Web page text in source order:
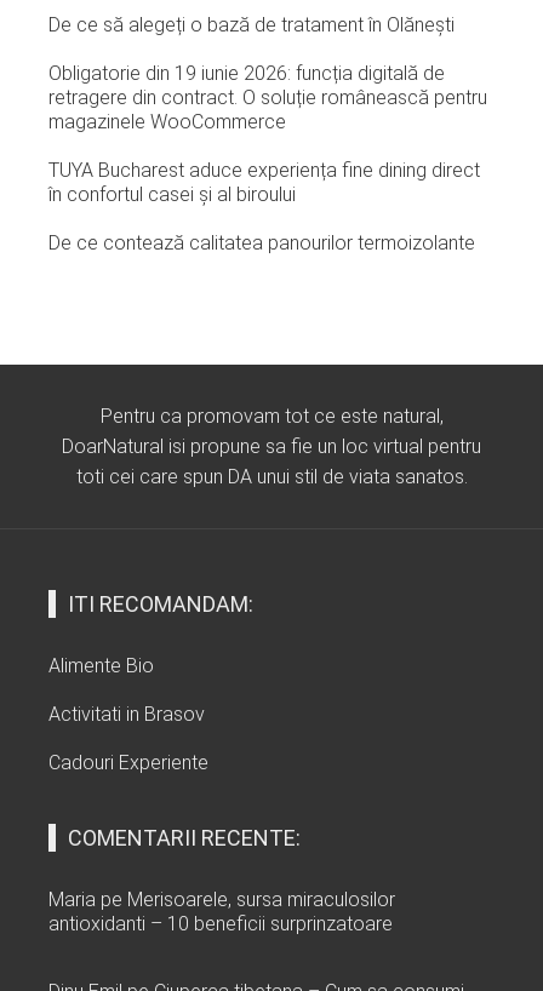
De ce să alegeți o bază de tratament în Olănești
Obligatorie din 19 iunie 2026: funcția digitală de
retragere din contract. O soluție românească pentru
magazinele WooCommerce
TUYA Bucharest aduce experiența fine dining direct
în confortul casei și al biroului
De ce contează calitatea panourilor termoizolante
Pentru ca promovam tot ce este natural,
DoarNatural isi propune sa fie un loc virtual pentru
toti cei care spun DA unui stil de viata sanatos.
ITI RECOMANDAM:
Alimente Bio
Activitati in Brasov
Cadouri Experiente
COMENTARII RECENTE:
Maria pe Merisoarele, sursa miraculosilor
antioxidanti – 10 beneficii surprinzatoare